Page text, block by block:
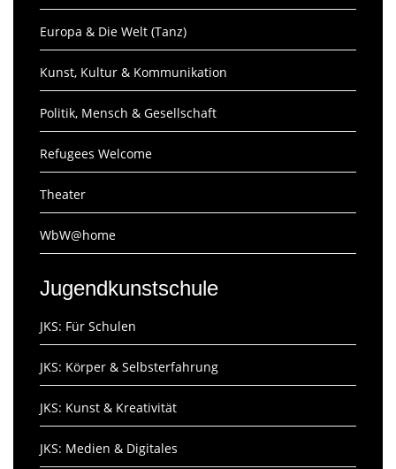
Europa & Die Welt (Tanz)
Kunst, Kultur & Kommunikation
Politik, Mensch & Gesellschaft
Refugees Welcome
Theater
WbW@home
Jugendkunstschule
JKS: Für Schulen
JKS: Körper & Selbsterfahrung
JKS: Kunst & Kreativität
JKS: Medien & Digitales